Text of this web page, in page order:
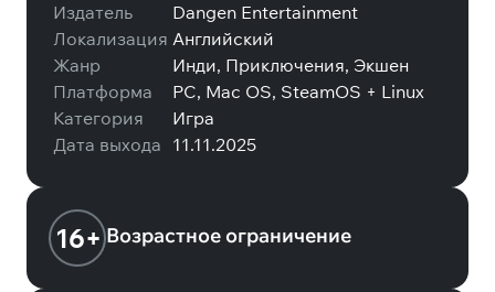
Издатель
Dangen Entertainment
Локализация Английский
Жанр
Инди, Приключения, Экшен
Платформа
PC, Mac OS, SteamOS + Linux
Категория
Игра
Дата выхода 11.11.2025
16+ Возрастное ограничение